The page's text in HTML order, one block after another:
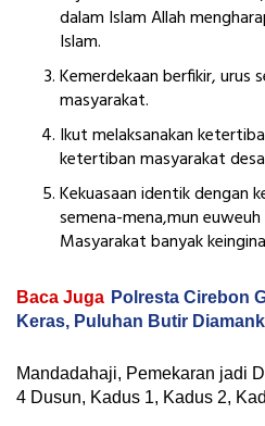
dalam Islam Allah
Islam.
Kemerdekaan berfikir, urus
masyarakat.
Ikut melaksanakan
ketertiban masyarakat
Kekuasaan identik dengan
semena-mena,mun
Masyarakat banyak
Baca Juga Polresta Cirebon
Keras, Puluhan Butir
Mandadahaji, Pemekaran jadi
4 Dusun, Kadus 1, Kadus 2,